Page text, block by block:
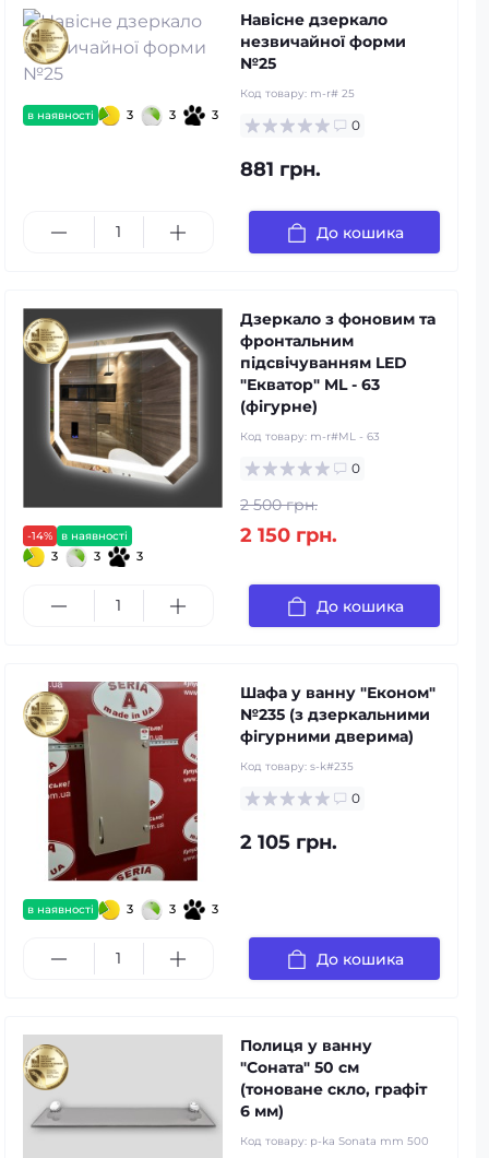
в наявності 3 3 3
Навісне дзеркало
незвичайної форми
№25
Код товару: m-r# 25
0
881 грн.
До кошика
-14% в наявності
3 3 3
Дзеркало з фоновим та
фронтальним
підсвічуванням LED
"Екватор" ML - 63
(фігурне)
Код товару: m-r#ML - 63
0
2 500 грн.
2 150 грн.
До кошика
в наявності 3 3 3
Шафа у ванну "Економ"
№235 (з дзеркальними
фігурними дверима)
Код товару: s-k#235
0
2 105 грн.
До кошика
Полиця у ванну
"Соната" 50 см
(тоноване скло, графiт
6 мм)
Код товару: p-ka Sonata mm 500